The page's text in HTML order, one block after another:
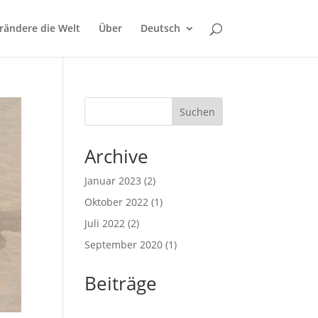
die Welt Über Deutsch
Suchen
Archive
Januar 2023 (2)
Oktober 2022 (1)
Juli 2022 (2)
September 2020 (1)
Beiträge